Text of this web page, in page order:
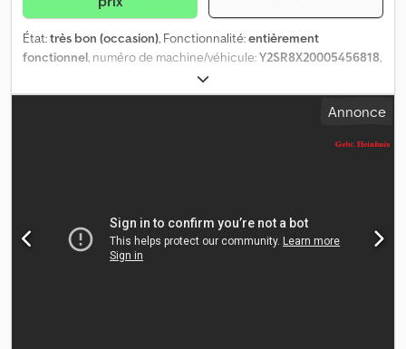
État:très bon (occasion), Fonctionnalité:entièrement
fonctionnel, numéro de machine/véhicule:Y2SR8X20005456818,
, puissance:
première immatriculation:08/2017, type de carburant:diesel,
, configuration
, cabine conducteur:
de chargement:3 950 mm , largeur de l’espace de chargement:
2 540 mm, hauteur de l'espace de chargement:1 100 mm, Année
de construction:2017, heures de fonctionnement:
Annonce